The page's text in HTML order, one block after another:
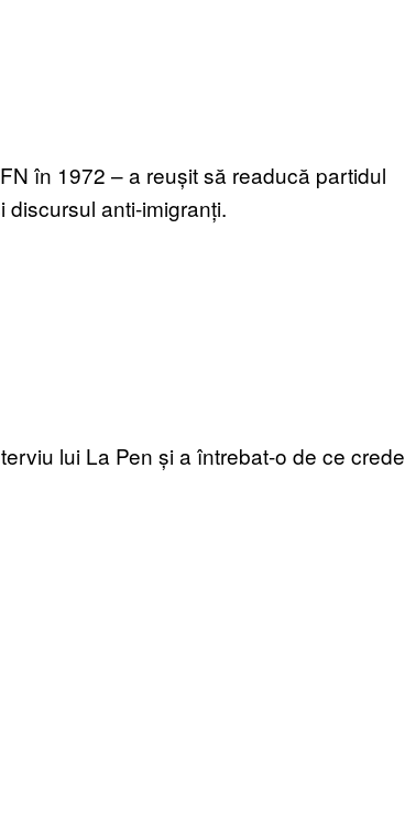
în 1972 – a reușit să readucă partidul
anti-imigranți.
lui La Pen și a întrebat-o de ce crede